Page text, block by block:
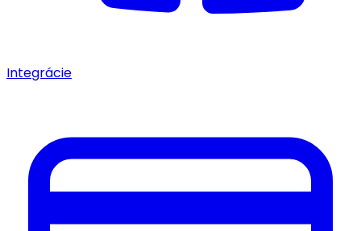
Integrácie